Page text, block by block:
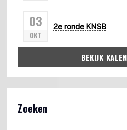
03
OKT
2e ronde KNSB
BEKIJK
Zoeken